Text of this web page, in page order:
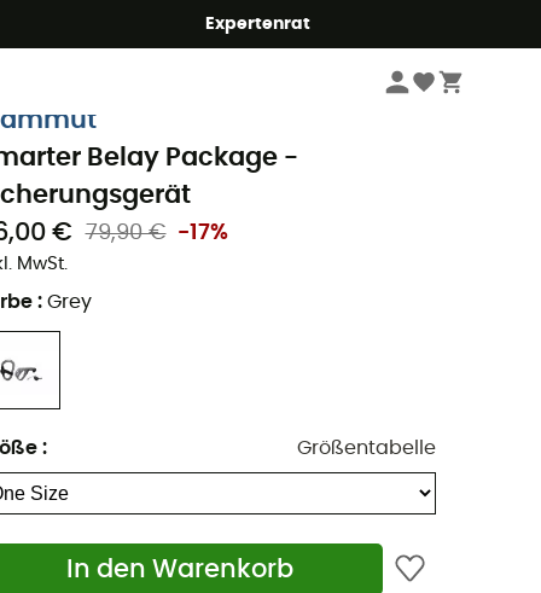
Expertenrat
Sicherungs- & Abseilgeräte
Belay Package -
€
79,90 € -17%
MwSt.
: Grey
: Größentabelle
In den Warenkorb